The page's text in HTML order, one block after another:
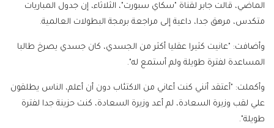
الماضي، قالت جابر لقناة "سكاي سبورت"، الثلاثاء، إن جدول المباريات
متكدس، مرهق جدا، داعية إلى مراجعة برمجة البطولات العالمية.
وأضافت: "عانيت كثيرا عقليا أكثر من الجسدي، كان جسدي يصرخ طالبا
المساعدة لفترة طويلة ولم أستمع له".
وأكملت: "أعتقد أنني كنت أعاني من الاكتئاب دون أن أعلم، الناس يطلقون
علي لقب وزيرة السعادة، لم أعد وزيرة السعادة، كنت حزينة جدا لفترة
طويلة".